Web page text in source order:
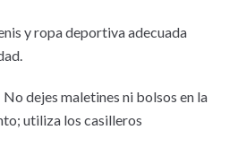
y ropa deportiva adecuada
No dejes maletines ni bolsos en la
utiliza los casilleros